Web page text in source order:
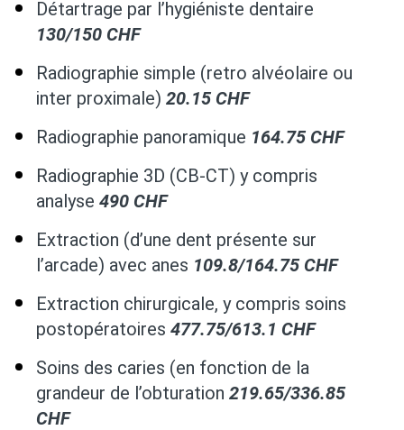
Détartrage par l’hygiéniste dentaire
130/150 CHF
Radiographie simple (retro alvéolaire ou
inter proximale) 20.15 CHF
Radiographie panoramique 164.75 CHF
Radiographie 3D (CB-CT) y compris
analyse 490 CHF
Extraction (d’une dent présente sur
l’arcade) avec anes 109.8/164.75 CHF
Extraction chirurgicale, y compris soins
postopératoires 477.75/613.1 CHF
Soins des caries (en fonction de la
grandeur de l’obturation 219.65/336.85
CHF